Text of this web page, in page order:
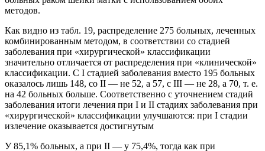
методов.
Как видно из табл. 19, распределение 275 больных, леченных
комбинированным методом, в соответствии со стадией
заболевания при «хирургической» классификации
значительно отличается от распределения при «клинической»
классификации. С I стадией заболевания вместо 195 больных
оказалось лишь 148, со II — не 52, а 57, с III — не 28, а 70, т. е.
на 42 больных больше. Соответственно с уточнением стадий
заболевания итоги лечения при I и II стадиях заболевания при
«хирургической» классификации улучшаются: при I стадии
излечение оказывается достигнутым
У 85,1% больных, а при II — у 75,4%, тогда как при